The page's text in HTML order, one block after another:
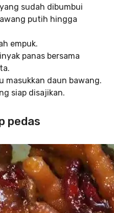
sudah dibumbui
putih hingga
empuk.
panas bersama
masukkan daun bawang.
siap disajikan.
pedas